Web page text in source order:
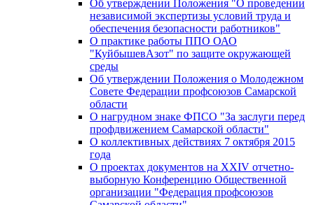
Об утверждении Положения "О проведении
независимой экспертизы условий труда и
обеспечения безопасности работников"
О практике работы ППО ОАО
"КуйбышевАзот" по защите окружающей
среды
Об утверждении Положения о Молодежном
Совете Федерации профсоюзов Самарской
области
О нагрудном знаке ФПСО "За заслуги перед
профдвижением Самарской области"
О коллективных действиях 7 октября 2015
года
О проектах документов на XXIV отчетно-
выборную Конференцию Общественной
организации "Федерация профсоюзов